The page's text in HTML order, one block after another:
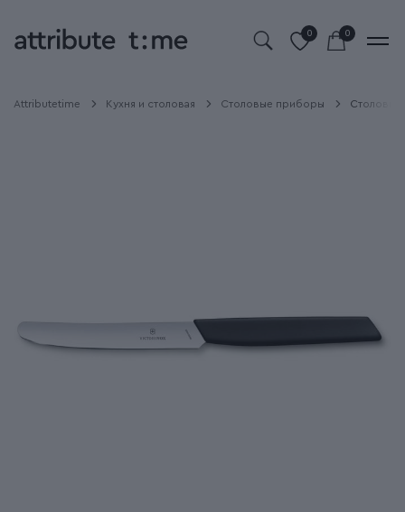
0 0
Attributetime Кухня и столовая Столовые приборы Столовый